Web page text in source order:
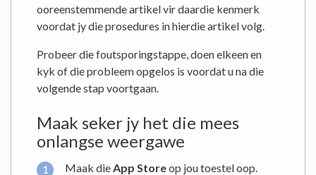
ooreenstemmende artikel vir daardie kenmerk
voordat jy die prosedures in hierdie artikel volg.
Probeer die foutsporingstappe, doen elkeen en
kyk of die probleem opgelos is voordat u na die
volgende stap voortgaan.
Maak seker jy het die mees
onlangse weergawe
Maak dieApp Storeop jou toestel oop.